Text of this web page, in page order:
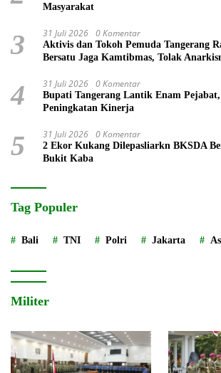
Masyarakat
3 31 Juli 2026 0 Komentar
Aktivis dan Tokoh Pemuda Tangerang
Bersatu Jaga Kamtibmas, Tolak
4 31 Juli 2026 0 Komentar
Bupati Tangerang Lantik Enam
Peningkatan Kinerja
5 31 Juli 2026 0 Komentar
2 Ekor Kukang Dilepasliarkn BKSDA
Bukit Kaba
Tag Populer
Bali TNI Polri Jakarta
Militer